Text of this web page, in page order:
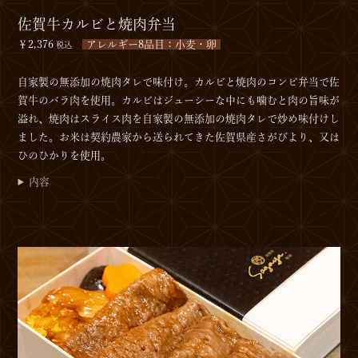
佐賀牛カルビと焼肉弁当
￥2,376 税込 アレルギー8品目：小麦・卵
自家製の無添加の焼肉タレで味付け。カルビと焼肉のコンビ弁当で佐
賀牛のバラ肉を使用。カルビはジューシーな中にも噛むと肉の旨味が
溢れ、焼肉はスライス肉を自家製の無添加の焼肉タレで炒め味付けし
ました。お米は契約農家から送られてきた佐賀県産さがびより、又は
ひのひかりを使用。
内容